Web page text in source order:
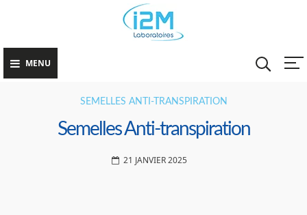
content
Excessive
MENU
SEMELLES ANTI-TRANSPIRATION
Semelles Anti-transpiration
21 JANVIER 2025